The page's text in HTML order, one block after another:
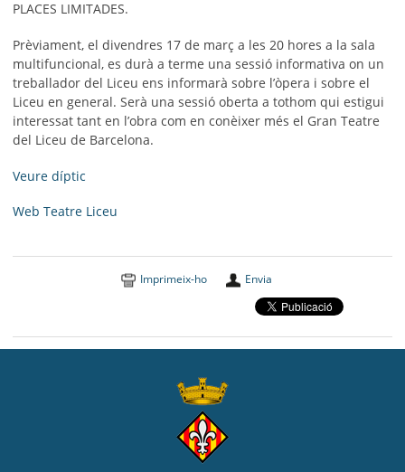
PLACES LIMITADES.
Prèviament, el divendres 17 de març a les 20 hores a la sala
multifuncional, es durà a terme una sessió informativa on un
treballador del Liceu ens informarà sobre l’òpera i sobre el
Liceu en general. Serà una sessió oberta a tothom qui estigui
interessat tant en l’obra com en conèixer més el Gran Teatre
del Liceu de Barcelona.
Veure díptic
Web Teatre Liceu
Imprimeix-ho Envia